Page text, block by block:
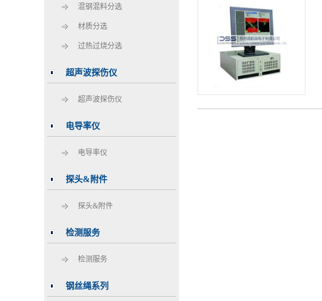
混钢混料分选
材质分选
过热过烧分选
超声波探伤仪
超声波探伤仪
电导率仪
电导率仪
探头&附件
探头&附件
检测服务
检测服务
钢丝绳系列